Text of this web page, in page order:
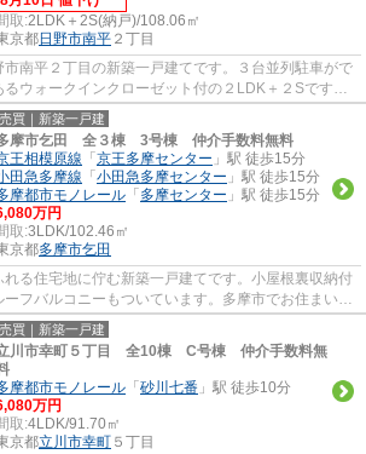
取:2LDK＋2S(納戸)/108.06㎡
京都日野市南平 ２丁目
南平２丁目の新築一戸建てです。３台並列駐車がで
るウォークインクローゼット付の２LDK＋２Sです。
一つ部屋を作ることが...
売買｜新築一戸建
摩市乞田 全３棟 3号棟 仲介手数料無料
王相模原線 「 京王多摩センター 」駅 徒歩15分
田急多摩線 「 小田急多摩センター 」駅 徒歩15分
摩都市モノレール 「 多摩センター 」駅 徒歩15分
万円
取:3LDK/102.46㎡
京都多摩市乞田
れる住宅地に佇む新築一戸建てです。小屋根裏収納付
ーフバルコニーもついています。多摩市でお住まいを
詳しいエージーホーム...
売買｜新築一戸建
川市幸町５丁目 全10棟 C号棟 仲介手数料無
摩都市モノレール 「 砂川七番 」駅 徒歩10分
万円
取:4LDK/91.70㎡
京都立川市幸町 ５丁目